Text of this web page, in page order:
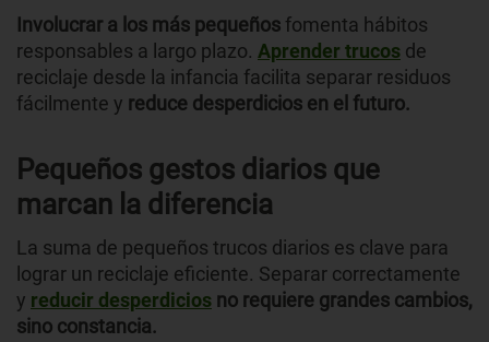
Involucrar a los más pequeños fomenta hábitos
responsables a largo plazo. Aprender trucos de
reciclaje desde la infancia facilita separar residuos
fácilmente y reduce desperdicios en el futuro.
Pequeños gestos diarios que
marcan la diferencia
La suma de pequeños trucos diarios es clave para
lograr un reciclaje eficiente. Separar correctamente
y reducir desperdicios no requiere grandes cambios,
sino constancia.